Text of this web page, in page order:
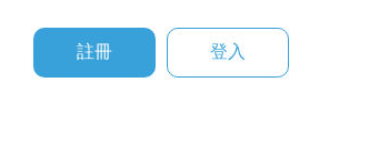
註冊 登入